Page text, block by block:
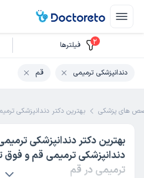
های پزشکی بهترین دکتر دندانپزشکی
بهترین دکتر دندانپزشکی
دندانپزشکی ترمیمی قم و
ترمیمی در قم
2 فیلتر‌ها
دندانپزشکی ترمیمی قم